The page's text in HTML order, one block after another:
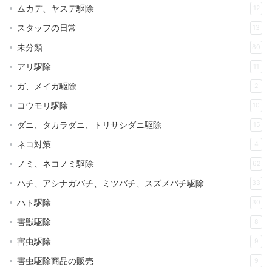
ムカデ、ヤスデ駆除 12
スタッフの日常 13
未分類 80
アリ駆除
ガ、メイガ駆除 2
コウモリ駆除 10
ダニ、タカラダニ、トリサシダニ駆除 15
ネコ対策
ノミ、ネコノミ駆除 62
ハチ、アシナガバチ、ミツバチ、スズメバチ駆除 33
ハト駆除 30
害獣駆除 8
害虫駆除 9
害虫駆除商品の販売 9